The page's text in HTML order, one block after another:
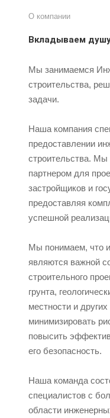
О компании
Вкладываем
Мы занимаемся
строительства,
задачи.
Наша компания
предоставлении
строительства.
партнером для
застройщиков и
предоставляя
успешной
Мы понимаем, что
являются важной
строительного
грунта,
местности и
минимизировать
повысить
его безопасность.
Наша команда
специалистов с
области